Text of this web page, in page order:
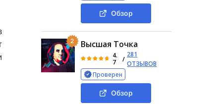
Обзор
2 Высшая Точка
4.
7
/
281
ОТЗЫВОВ
Проверен
Обзор